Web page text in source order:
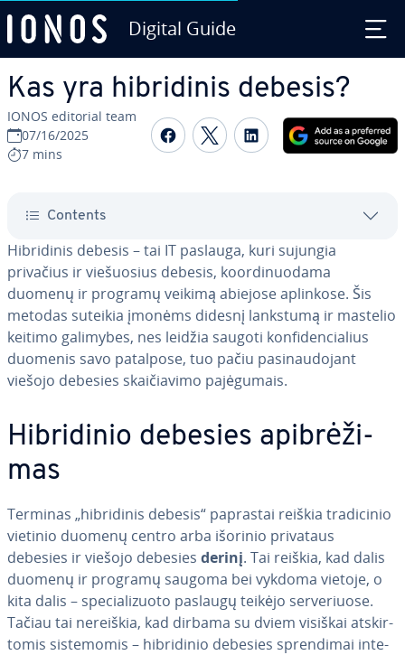
Digital Guide
Kas yra hib­ri­di­nis debesis?
IONOS editorial team
07/16/2025
7 mins
Share on Facebook
Share on Twitter
Share on
Contents
Hib­ri­di­nis debesis – tai IT paslauga, kuri sujungia
privačius ir vie­šuo­sius debesis, ko­or­di­nuo­da­ma
duomenų ir programų veikimą abiejose aplinkose. Šis
metodas suteikia įmonėms didesnį lankstumą ir mastelio
keitimo galimybes, nes leidžia saugoti kon­fi­den­cia­lius
duomenis savo patalpose, tuo pačiu pa­si­nau­do­jant
viešojo debesies skai­čia­vi­mo pa­jė­gu­mais.
Hib­ri­di­nio debesies api­brė­ži­
mas
Terminas „hib­ri­di­nis debesis“ paprastai reiškia tra­di­ci­nio
vietinio duomenų centro arba išorinio privataus
debesies ir viešojo debesies derinį. Tai reiškia, kad dalis
duomenų ir programų saugoma bei vykdoma vietoje, o
kita dalis – spe­cia­li­zuo­to paslaugų teikėjo ser­ve­riuo­se.
Tačiau tai nereiškia, kad dirbama su dviem visiškai at­skir­
to­mis sis­te­mo­mis – hib­ri­di­nio debesies spren­di­mai in­te­